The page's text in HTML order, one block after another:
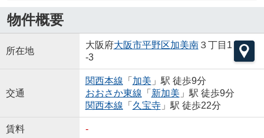
物件概要
所在地
大阪府大阪市平野区加美南３丁目1
-3
交通
関西本線 「 加美 」駅 徒歩9分
おおさか東線 「 新加美 」駅 徒歩9分
関西本線 「 久宝寺」駅 徒歩22分
賃料 -